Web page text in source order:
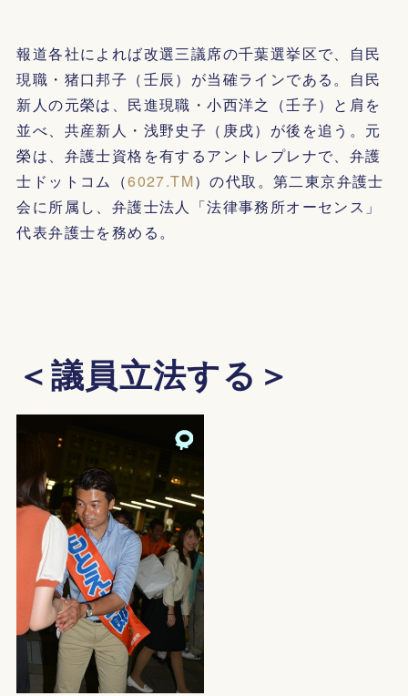
報道各社によれば改選三議席の千葉選挙区で、自民
現職・猪口邦子（壬辰）が当確ラインである。自民
新人の元榮は、民進現職・小西洋之（壬子）と肩を
並べ、共産新人・浅野史子（庚戌）が後を追う。元
榮は、弁護士資格を有するアントレプレナで、弁護
士ドットコム（6027.TM）の代取。第二東京弁護士
会に所属し、弁護士法人「法律事務所オーセンス」
代表弁護士を務める。
＜議員立法する＞